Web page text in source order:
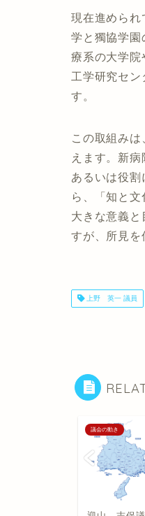
現在進められ
学と獨協学園
療系の大学院
工学研究セ
す。
この取組み
えます。新
あるいは役
ら、「知と
大きな意義と
すが、所見を
上野 英一 議員
議会の動き